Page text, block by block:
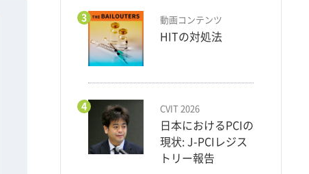
3 動画コンテンツ
HITの対処法
4 CVIT 2026
日本におけるPCIの
現状: J-PCIレジス
トリー報告